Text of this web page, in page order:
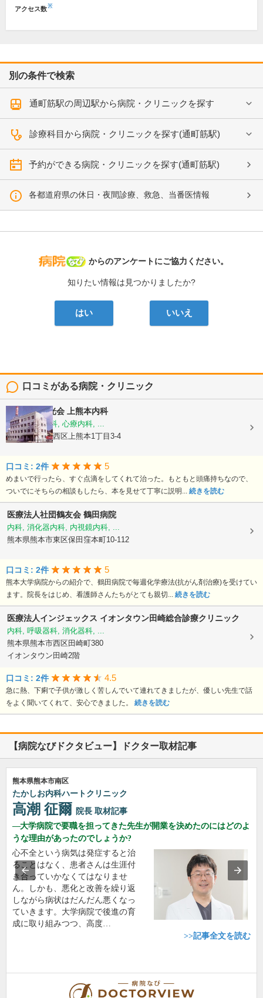
アクセス数※
別の条件で検索
通町筋駅の周辺駅から病院・クリニックを探す
診療科目から病院・クリニックを探す(通町筋駅)
予約ができる病院・クリニックを探す(通町筋駅)
各都道府県の休日・夜間診療、救急、当番医情報
病院なび
からのアンケートにご協力ください。
知りたい情報は見つかりましたか?
はい いいえ
口コミがある病院・クリニック
医療法人陽光会 上熊本内科
内科, 神経内科, 心療内科, ...
熊本県熊本市西区上熊本1丁目3-4
口コミ: 2件 5
めまいで行ったら、すぐ点滴をしてくれて治った。もともと頭痛持ちなので、
ついでにそちらの相談もしたら、本を見せて丁寧に説明... 続きを読む
医療法人社団鶴友会 鶴田病院
内科, 消化器内科, 内視鏡内科, ...
熊本県熊本市東区保田窪本町10-112
口コミ: 2件 5
熊本大学病院からの紹介で、鶴田病院で毎週化学療法(抗がん剤治療)を受けてい
ます。院長をはじめ、看護師さんたちがとても親切... 続きを読む
医療法人インジェックス イオンタウン田崎総合診療クリニック
内科, 呼吸器科, 消化器科, ...
熊本県熊本市西区田崎町380
イオンタウン田崎2階
口コミ: 2件 4.5
急に熱、下痢で子供が激しく苦しんでいて連れてきましたが、優しい先生で話
をよく聞いてくれて、安心できました。 続きを読む
【病院なびドクタビュー】ドクター取材記事
熊本県熊本市南区
たかしお内科ハートクリニック
高潮 征爾 院長 取材記事
大学病院で要職を担ってきた先生が開業を決めたのにはどのよ
うな理由があったのでしょうか?
心不全という病気は発症すると治
ることはなく、患者さんは生涯付
き合っていかなくてはなりませ
ん。しかも、悪化と改善を繰り返
しながら病状はだんだん悪くなっ
ていきます。大学病院で後進の育
成に取り組みつつ、高度…
>>記事全文を読む